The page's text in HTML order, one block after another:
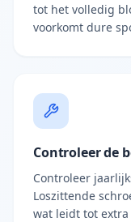
tot het volledig
voorkomt dure
Controleer de
Controleer
Loszittende
wat leidt tot